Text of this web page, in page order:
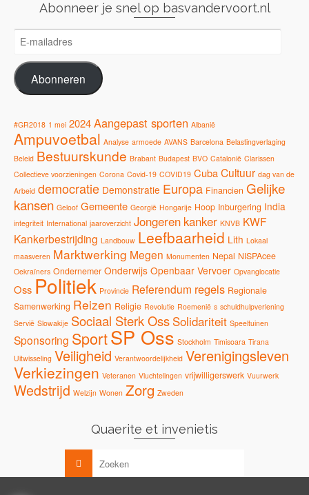
Abonneer je snel op basvandervoort.nl
E-
mailadres
Abonneren
#GR2018 1 mei 2024Aangepast sporten Albanië
Ampuvoetbal Analyse armoede AVANS Barcelona Belastingverlaging
Beleid Bestuurskunde Brabant Budapest BVO Catalonië Clarissen
Collectieve voorzieningen Corona Covid-19 COVID19 CubaCultuur dag van de
Arbeid democratie Demonstratie Europa Financien Gelijke
kansen Geloof Gemeente Georgië Hongarije Hoop Inburgering India
integriteit International jaaroverzicht Jongeren kanker KNVB KWF
Kankerbestrijding Landbouw Leefbaarheid Lith Lokaal
maasveren Marktwerking Megen Monumenten Nepal NISPAcee
Oekraïners Ondernemer Onderwijs Openbaar Vervoer Opvanglocatie
Oss Politiek Provincie Referendum regels Regionale
Samenwerking Reizen Religie Revolutie Roemenië s schuldhulpverlening
Servië Slowakije Sociaal Sterk Oss Solidariteit Speeltuinen
Sponsoring SportSP Oss Stockholm Timisoara Tirana
Uitwisseling Veiligheid Verantwoordelijkheid Verenigingsleven
Verkiezingen Veteranen Vluchtelingen vrijwilligerswerk Vuurwerk
Wedstrijd Welzijn Wonen Zorg Zweden
Quaerite et invenietis